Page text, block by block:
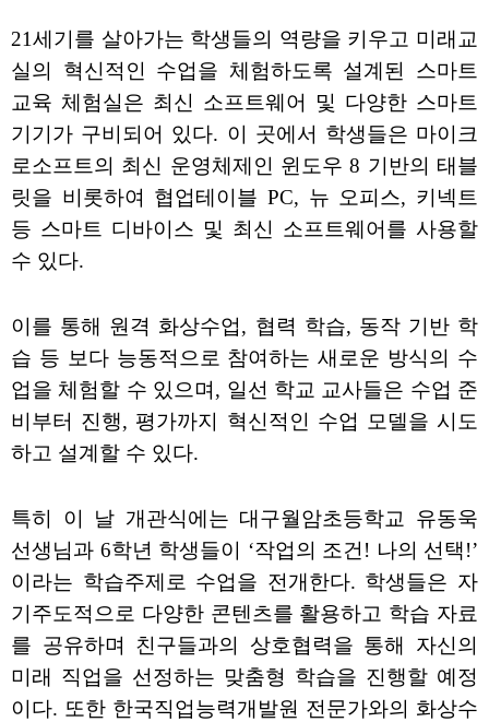
21세기를 살아가는 학생들의 역량을 키우고 미래교
실의 혁신적인 수업을 체험하도록 설계된 스마트
교육 체험실은 최신 소프트웨어 및 다양한 스마트
기기가 구비되어 있다. 이 곳에서 학생들은 마이크
로소프트의 최신 운영체제인 윈도우 8 기반의 태블
릿을 비롯하여 협업테이블 PC, 뉴 오피스, 키넥트
등 스마트 디바이스 및 최신 소프트웨어를 사용할
수 있다.
이를 통해 원격 화상수업, 협력 학습, 동작 기반 학
습 등 보다 능동적으로 참여하는 새로운 방식의 수
업을 체험할 수 있으며, 일선 학교 교사들은 수업 준
비부터 진행, 평가까지 혁신적인 수업 모델을 시도
하고 설계할 수 있다.
특히 이 날 개관식에는 대구월암초등학교 유동욱
선생님과 6학년 학생들이 ‘작업의 조건! 나의 선택!’
이라는 학습주제로 수업을 전개한다. 학생들은 자
기주도적으로 다양한 콘텐츠를 활용하고 학습 자료
를 공유하며 친구들과의 상호협력을 통해 자신의
미래 직업을 선정하는 맞춤형 학습을 진행할 예정
이다. 또한 한국직업능력개발원 전문가와의 화상수